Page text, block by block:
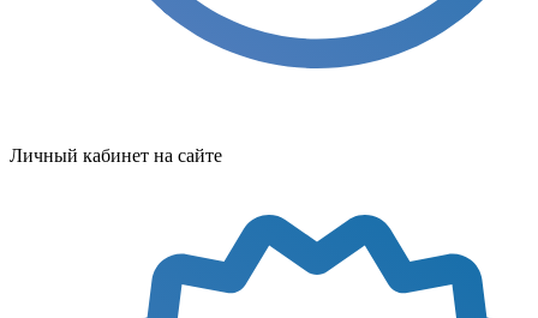
Личный кабинет на сайте